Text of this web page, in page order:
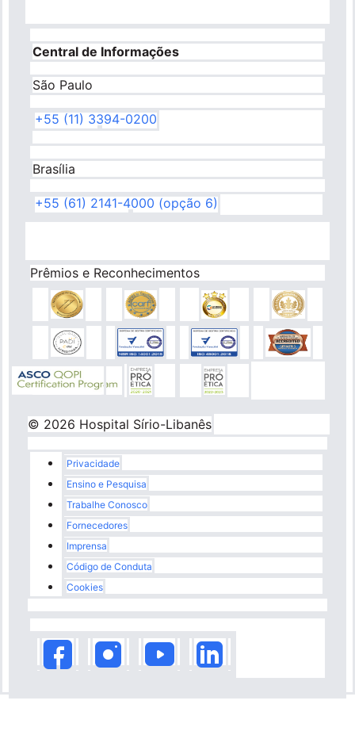
Central de Informações
São Paulo
+55 (11) 3394-0200
Brasília
+55 (61) 2141-4000 (opção 6)
Prêmios e Reconhecimentos
© 2026 Hospital Sírio-Libanês
Rodapé
Privacidade
Ensino e Pesquisa
Trabalhe Conosco
Fornecedores
Imprensa
Código de Conduta
Cookies